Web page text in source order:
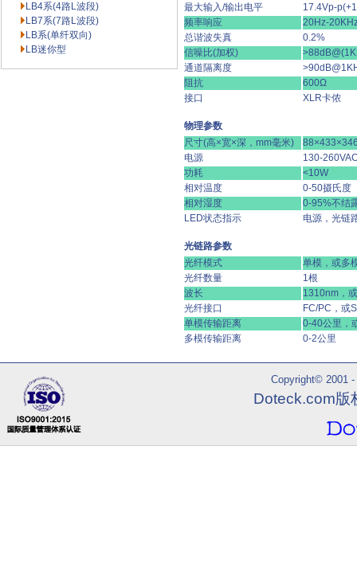
LB4系(4路L波段)
LB7系(7路L波段)
LB系(单纤双向)
LB迷你型
最大输入/输出电平
17.4Vp-
频率响应
20Hz-
总谐波失真
0.2%
信噪比(加权)
通道隔离度
阻抗
600Ω
接口
XLR卡侬
物理参数
尺寸(高×宽×深，mm毫米)
电源
130-
功耗
<10W
相对温度
0-50摄氏度
相对湿度
0-95%不结
LED状态指示
电源，光链
光链路参数
光纤模式
单模，或多
光纤数量
1根
波长
1310nm，
光纤接口
FC/PC，或
单模传输距离
0-40公里，
多模传输距离
0-2公里
Copyright© 2001
Doteck.com版